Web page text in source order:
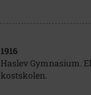
1916
Haslev Gymnasium.
kostskolen.